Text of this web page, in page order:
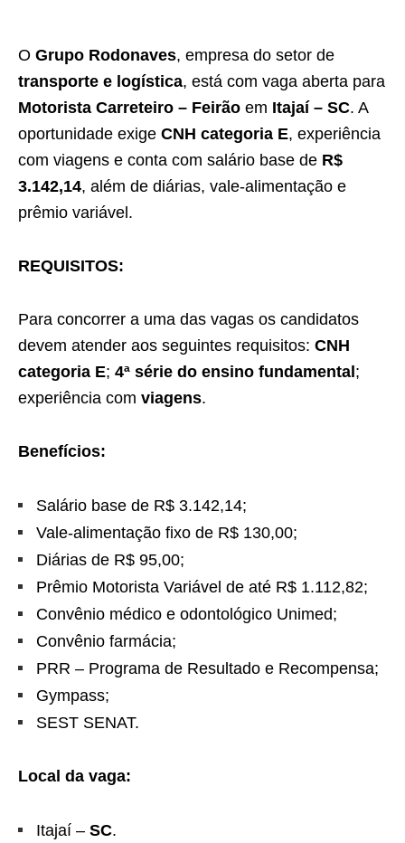
O Grupo Rodonaves, empresa do setor de
transporte e logística, está com vaga aberta para
Motorista Carreteiro – Feirão em Itajaí – SC. A
oportunidade exige CNH categoria E, experiência
com viagens e conta com salário base de R$
3.142,14, além de diárias, vale-alimentação e
prêmio variável.
REQUISITOS:
Para concorrer a uma das vagas os candidatos
devem atender aos seguintes requisitos: CNH
categoria E; 4ª série do ensino fundamental;
experiência com viagens.
Benefícios:
Salário base de R$ 3.142,14;
Vale-alimentação fixo de R$ 130,00;
Diárias de R$ 95,00;
Prêmio Motorista Variável de até R$ 1.112,82;
Convênio médico e odontológico Unimed;
Convênio farmácia;
PRR – Programa de Resultado e Recompensa;
Gympass;
SEST SENAT.
Local da vaga:
Itajaí – SC.